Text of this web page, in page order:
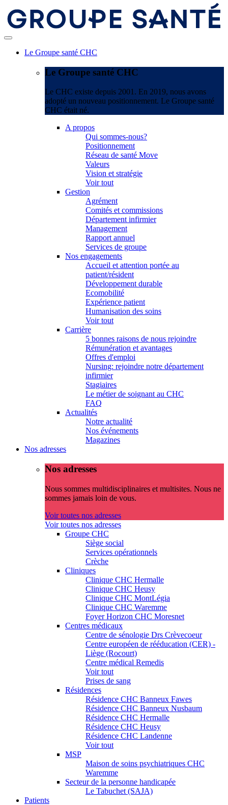
Le Groupe santé CHC
Le Groupe santé CHC
Le CHC existe depuis 2001. En 2019, nous avons
adopté un nouveau positionnement. Le Groupe santé
CHC était né.
A propos
Qui sommes-nous?
Positionnement
Réseau de santé Move
Valeurs
Vision et stratégie
Voir tout
Gestion
Agrément
Comités et commissions
Département infirmier
Management
Rapport annuel
Services de groupe
Nos engagements
Accueil et attention portée au
patient/résident
Développement durable
Ecomobilité
Expérience patient
Humanisation des soins
Voir tout
Carrière
5 bonnes raisons de nous rejoindre
Rémunération et avantages
Offres d'emploi
Nursing: rejoindre notre département
infirmier
Stagiaires
Le métier de soignant au CHC
FAQ
Actualités
Notre actualité
Nos événements
Magazines
Nos adresses
Nos adresses
Nous sommes multidisciplinaires et multisites. Nous ne
sommes jamais loin de vous.
Voir toutes nos adresses
Voir toutes nos adresses
Groupe CHC
Siège social
Services opérationnels
Crèche
Cliniques
Clinique CHC Hermalle
Clinique CHC Heusy
Clinique CHC MontLégia
Clinique CHC Waremme
Foyer Horizon CHC Moresnet
Centres médicaux
Centre de sénologie Drs Crèvecoeur
Centre européen de rééducation (CER) -
Liège (Rocourt)
Centre médical Remedis
Voir tout
Prises de sang
Résidences
Résidence CHC Banneux Fawes
Résidence CHC Banneux Nusbaum
Résidence CHC Hermalle
Résidence CHC Heusy
Résidence CHC Landenne
Voir tout
MSP
Maison de soins psychiatriques CHC
Waremme
Secteur de la personne handicapée
Le Tabuchet (SAJA)
Patients